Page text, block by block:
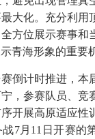
大化。充分利用
方位展示赛事和
青海形象的重要
倒计时推进，本
，参赛队员、竞
开展高原适应性
7月11日开赛的